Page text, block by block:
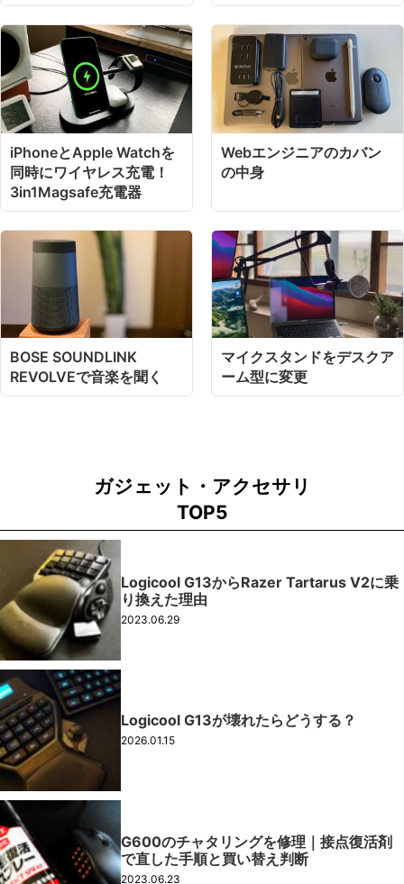
iPhoneとApple Watchを
同時にワイヤレス充電！
3in1Magsafe充電器
Webエンジニアのカバン
の中身
BOSE SOUNDLINK
REVOLVEで音楽を聞く
マイクスタンドをデスクア
ーム型に変更
ガジェット・アクセサリ
TOP5
Logicool G13からRazer Tartarus V2に乗
り換えた理由
2023.06.29
Logicool G13が壊れたらどうする？
2026.01.15
G600のチャタリングを修理｜接点復活剤
で直した手順と買い替え判断
2023.06.23